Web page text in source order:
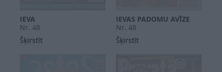
IEVA
Nr. 48
Šķirstīt
IEVAS PADOMU AVĪZE
Nr. 48
Šķirstīt